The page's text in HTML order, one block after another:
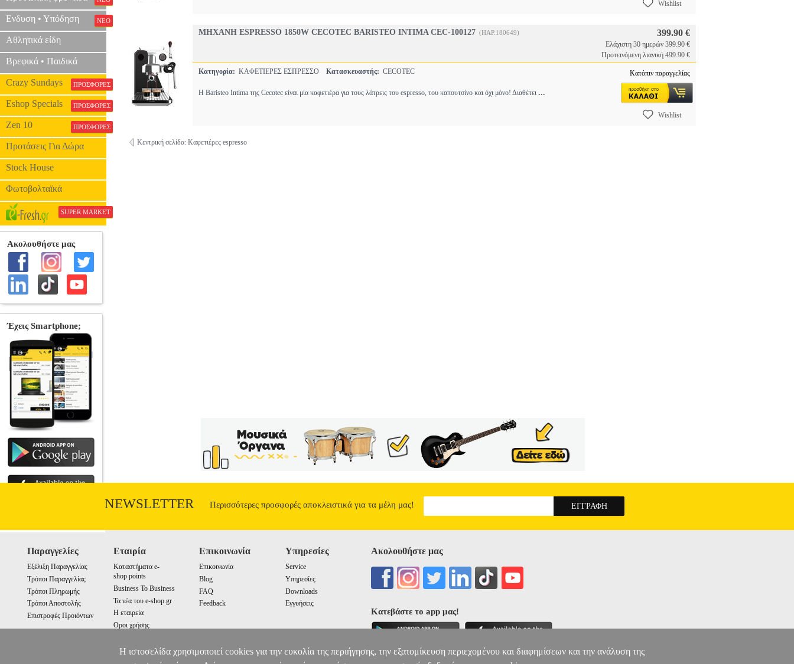
Ενδυση • Υπόδηση ΝΕΟ
Αθλητικά είδη
Βρεφικά • Παιδικά
Crazy Sundays ΠΡΟΣΦΟΡΕΣ
Eshop Specials ΠΡΟΣΦΟΡΕΣ
Zen 10 ΠΡΟΣΦΟΡΕΣ
Προτάσεις Για Δώρα
Stock House
Φωτοβολταϊκά
SUPER MARKET
Wishlist
ΜΗΧΑΝΗ ESPRESSO 1850W CECOTEC BARISTEO INTIMA CEC-100127 (HAP.180649) 399.90 €
Ελάχιστη 30 ημερών 399.90 €
Προτεινόμενη λιανική 499.90 €
Κατηγορία: ΚΑΦΕΤΙΕΡΕΣ ΕΣΠΡΕΣΣΟ Κατασκευαστής: CECOTEC
Η Baristeo Intima της Cecotec είναι μία καφετιέρα για τους λάτρεις του espresso, του καπουτσίνο και όχι μόνο! Διαθέτει ...
Κατόπιν παραγγελίας
Wishlist
Κεντρική σελίδα: Καφετιέρες espresso
NEWSLETTER Περισσότερες προσφορές αποκλειστικά για τα μέλη μας!
Παραγγελίες
Εξέλιξη Παραγγελίας
Τρόποι Παραγγελίας
Τρόποι Πληρωμής
Τρόποι Αποστολής
Επιστροφές Προιόντων
Εταιρία
Καταστήματα e-
shop points
Business To Business
Τα νέα του e-shop.gr
Η εταιρεία
Οροι χρήσης
Επικοινωνία
Επικοινωνία
Blog
FAQ
Feedback
Υπηρεσίες
Service
Υπηρεσίες
Downloads
Εγγυήσεις
Ακολουθήστε μας
Κατεβάστε το app μας!
Η ιστοσελίδα χρησιμοποιεί cookies για την ευκολία της περιήγησης, την εξατομίκευση περιεχομένου και διαφημίσεων και την ανάλυση της